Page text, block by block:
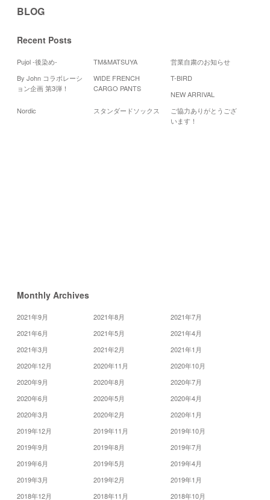
BLOG
Recent Posts
Pujol -後染め- TM&MATSUYA
営業自粛のお知らせ
By John コラボレーシ
ョン企画 第3弾！
WIDE FRENCH
CARGO PANTS
T-BIRD
NEW ARRIVAL
Nordic
スタンダードソックス
ご協力ありがとうござ
います！
Monthly Archives
2021年9月 2021年8月
2021年7月
2021年6月
2021年5月
2021年4月
2021年3月
2021年2月
2021年1月
2020年12月
2020年11月
2020年10月
2020年9月
2020年8月
2020年7月
2020年6月
2020年5月
2020年4月
2020年3月
2020年2月
2020年1月
2019年12月
2019年11月
2019年10月
2019年9月
2019年8月
2019年7月
2019年6月
2019年5月
2019年4月
2019年3月
2019年2月
2019年1月
2018年12月
2018年11月
2018年10月